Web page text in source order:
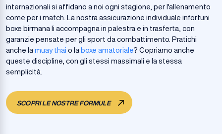
internazionali si affidano a noi ogni stagione, per l'allenamento
come per i match. La nostra assicurazione individuale infortuni
boxe birmana li accompagna in palestra e in trasferta, con
garanzie pensate per gli sport da combattimento. Pratichi
anche la muay thai o la boxe amatoriale? Copriamo anche
queste discipline, con gli stessi massimali e la stessa
semplicità.
SCOPRI LE NOSTRE FORMULE